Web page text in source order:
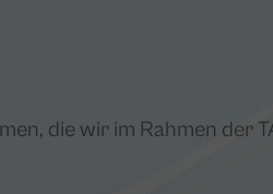
die wir im Rahmen der